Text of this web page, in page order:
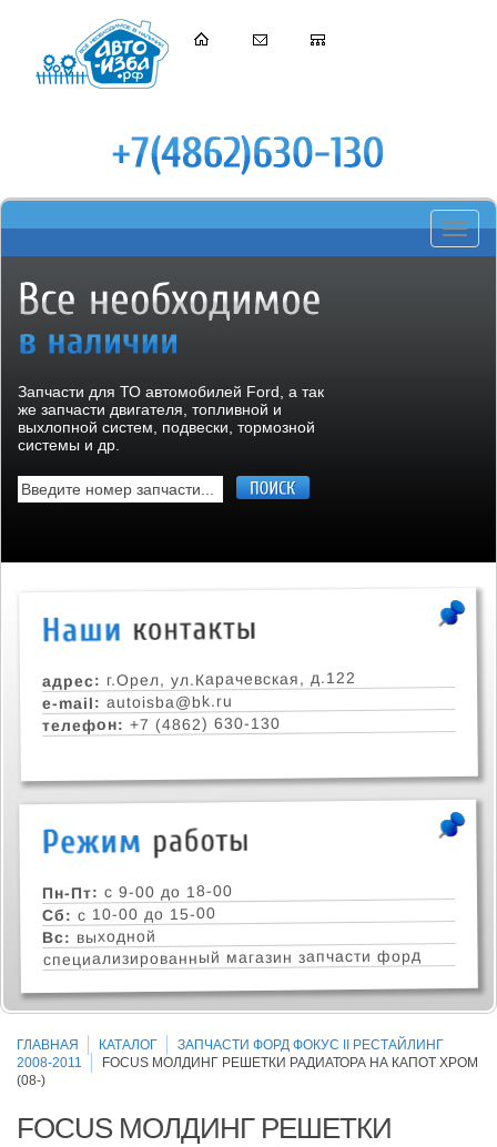
Toggle
Запчасти для ТО автомобилей Ford, а так
же запчасти двигателя, топливной и
выхлопной систем, подвески, тормозной
системы и др.
адрес: г.Орел, ул.Карачевская, д.122
e-mail: autoisba@bk.ru
телефон: +7 (4862) 630-130
Пн-Пт: с 9-00 до 18-00
Сб: с 10-00 до 15-00
Вс: выходной
специализированный магазин запчасти форд
ГЛАВНАЯ КАТАЛОГ
ЗАПЧАСТИ ФОРД ФОКУС II РЕСТАЙЛИНГ
2008-2011
FOCUS МОЛДИНГ РЕШЕТКИ РАДИАТОРА НА КАПОТ ХРОМ
(08-)
FOCUS МОЛДИНГ РЕШЕТКИ